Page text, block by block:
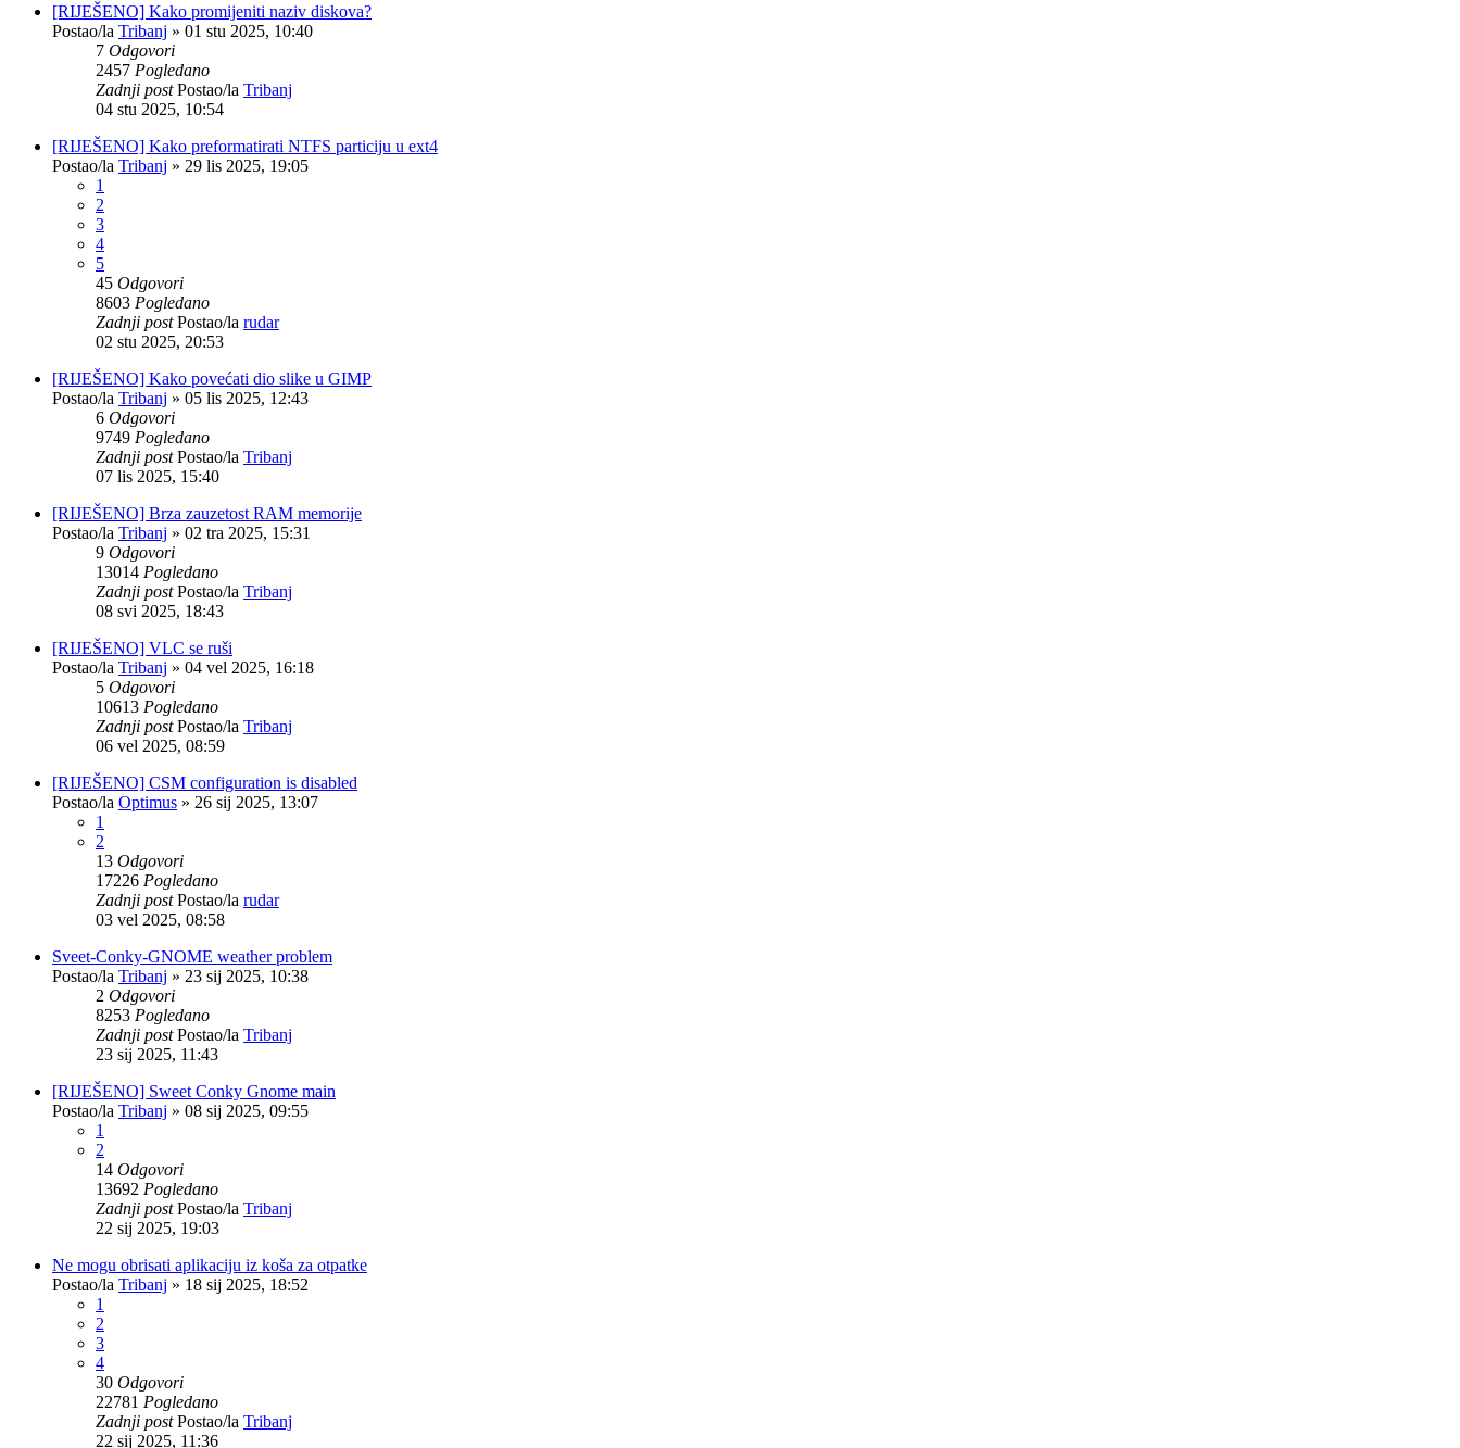
[RIJEŠENO] Kako promijeniti naziv diskova?
Postao/la Tribanj » 01 stu 2025, 10:40
7 Odgovori
2457 Pogledano
Zadnji postPostao/la Tribanj
04 stu 2025, 10:54
[RIJEŠENO] Kako preformatirati NTFS particiju u ext4
Postao/la Tribanj » 29 lis 2025, 19:05
1
2
3
4
5
45 Odgovori
8603 Pogledano
Zadnji postPostao/la rudar
02 stu 2025, 20:53
[RIJEŠENO] Kako povećati dio slike u GIMP
Postao/la Tribanj » 05 lis 2025, 12:43
6 Odgovori
9749 Pogledano
Zadnji postPostao/la Tribanj
07 lis 2025, 15:40
[RIJEŠENO] Brza zauzetost RAM memorije
Postao/la Tribanj » 02 tra 2025, 15:31
9 Odgovori
13014 Pogledano
Zadnji postPostao/la Tribanj
08 svi 2025, 18:43
[RIJEŠENO] VLC se ruši
Postao/la Tribanj » 04 vel 2025, 16:18
5 Odgovori
10613 Pogledano
Zadnji postPostao/la Tribanj
06 vel 2025, 08:59
[RIJEŠENO] CSM configuration is disabled
Postao/la Optimus » 26 sij 2025, 13:07
1
2
13 Odgovori
17226 Pogledano
Zadnji postPostao/la rudar
03 vel 2025, 08:58
Sveet-Conky-GNOME weather problem
Postao/la Tribanj » 23 sij 2025, 10:38
2 Odgovori
8253 Pogledano
Zadnji postPostao/la Tribanj
23 sij 2025, 11:43
[RIJEŠENO] Sweet Conky Gnome main
Postao/la Tribanj » 08 sij 2025, 09:55
1
2
14 Odgovori
13692 Pogledano
Zadnji postPostao/la Tribanj
22 sij 2025, 19:03
Ne mogu obrisati aplikaciju iz koša za otpatke
Postao/la Tribanj » 18 sij 2025, 18:52
1
2
3
4
30 Odgovori
22781 Pogledano
Zadnji postPostao/la Tribanj
22 sij 2025, 11:36